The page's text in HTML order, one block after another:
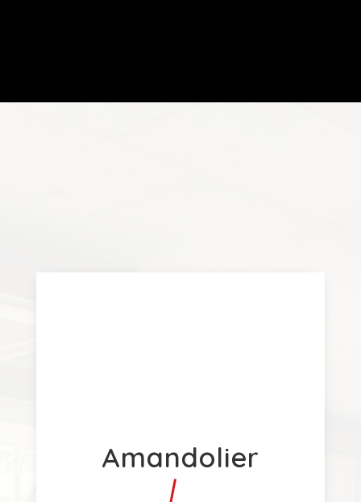
Amandolier